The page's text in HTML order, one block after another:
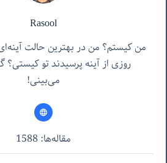
Rasool
من کیستم؟ من در بهترین حالت
روزی از آینه پرسیدند تو کیستی؟
می‌بینی!
مقاله‌ها: 1588